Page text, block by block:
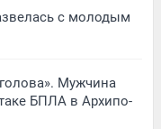
с молодым
Мужчина
БПЛА в Архипо-